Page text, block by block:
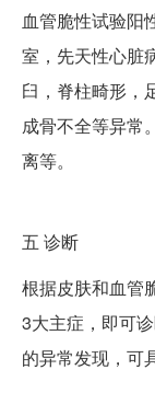
血管脆性试验阳
室，先天性心脏
臼，脊柱畸形，
成骨不全等异常
离等。
五 诊断
根据皮肤和血管
3大主症，即可
的异常发现，可